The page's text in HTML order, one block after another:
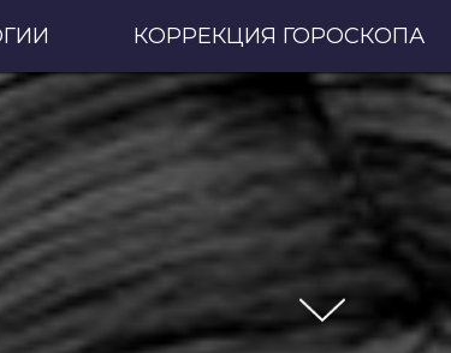
КОРРЕКЦИЯ ГОРОСКОПА
Знак вынашивания и